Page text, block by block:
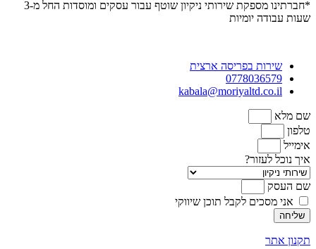
*חברתינו מספקת שירותי ניקיון שוטף עבור עסקים ומוסדות
החל מ-3
שעות עבודה יומיות
שירות בפריסה ארצית
0778036579
kabala@moriyaltd.co.il
שם מלא
טלפון
אימייל
איך נוכל לעזור?
שם העסק
אני מסכים לקבל תוכן שיווקי
שליחה
תקנון אתר